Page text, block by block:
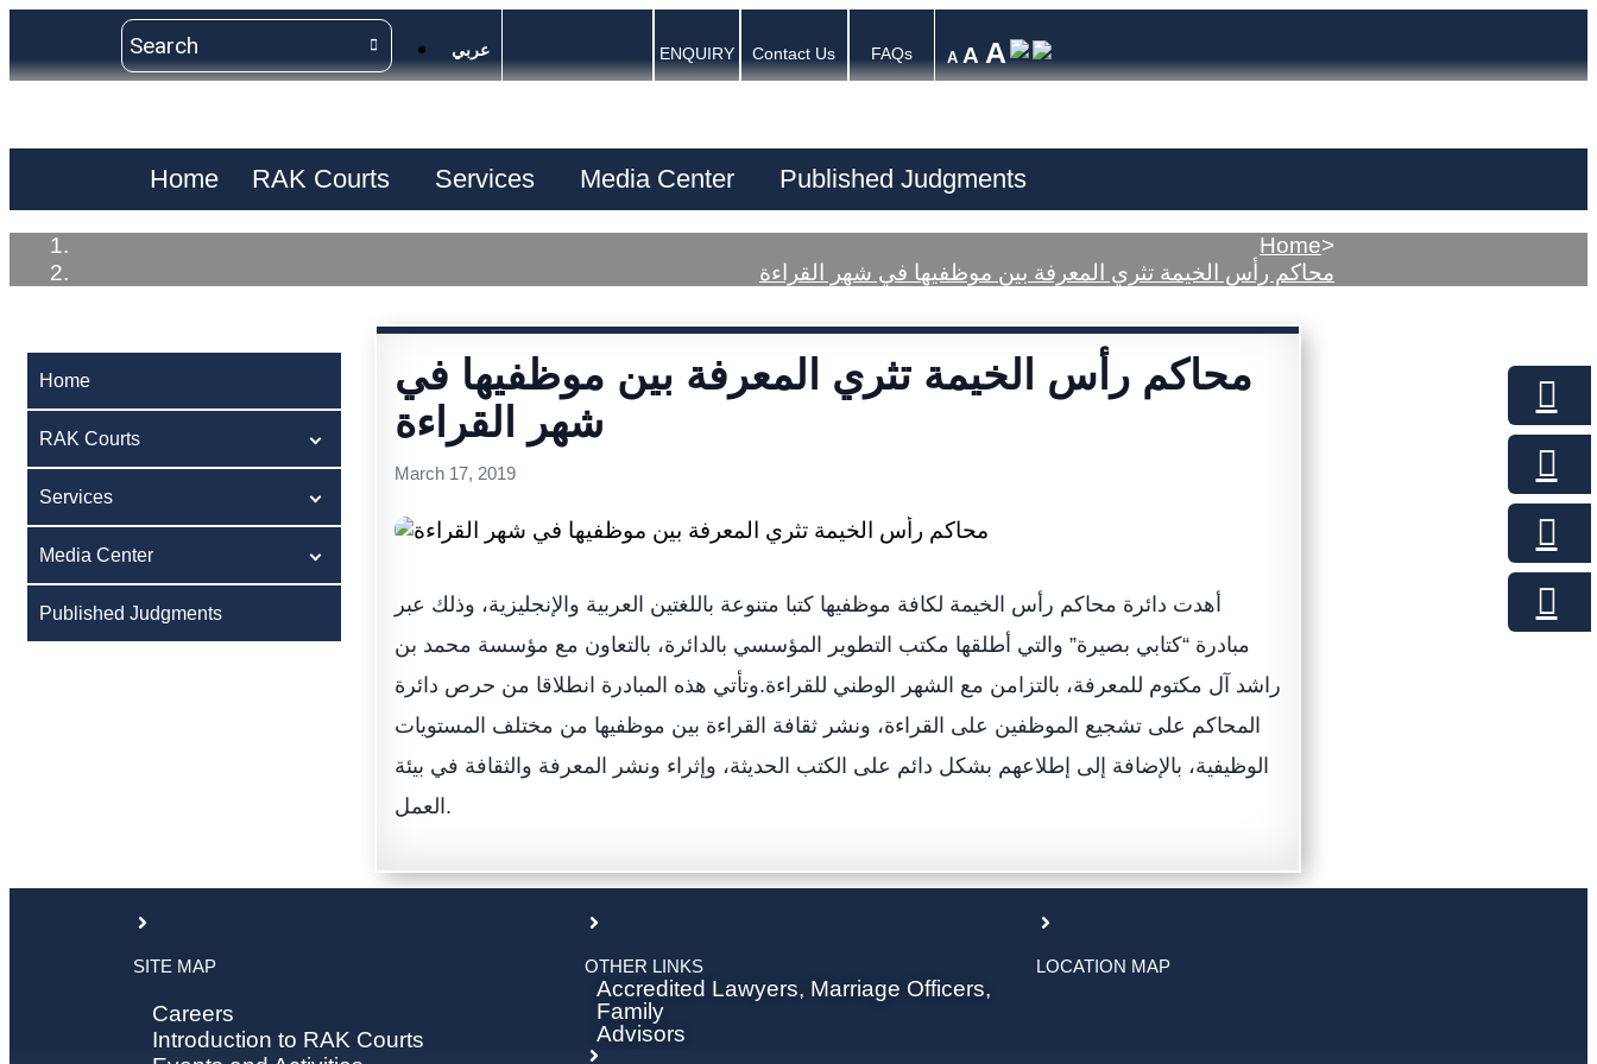
عربي ENQUIRY Contact Us FAQs A A A
Home RAK Courts Services Media Center Published Judgments
Home>
محاكم رأس الخيمة تثري المعرفة بين موظفيها في شهر القراءة
Home
RAK Courts
Services
Media Center
Published Judgments
محاكم رأس الخيمة تثري المعرفة بين موظفيها في
شهر القراءة
March 17, 2019
أهدت دائرة محاكم رأس الخيمة لكافة موظفيها كتبا متنوعة باللغتين العربية والإنجليزية، وذلك عبر
مبادرة “كتابي بصيرة” والتي أطلقها مكتب التطوير المؤسسي بالدائرة، بالتعاون مع مؤسسة محمد بن
راشد آل مكتوم للمعرفة، بالتزامن مع الشهر الوطني للقراءة.وتأتي هذه المبادرة انطلاقا من حرص دائرة
المحاكم على تشجيع الموظفين على القراءة، ونشر ثقافة القراءة بين موظفيها من مختلف المستويات
الوظيفية، بالإضافة إلى إطلاعهم بشكل دائم على الكتب الحديثة، وإثراء ونشر المعرفة والثقافة في بيئة
العمل.
SITE MAP
Careers
Introduction to RAK Courts
OTHER LINKS
Accredited Lawyers, Marriage Officers,
Family
Advisors
LOCATION MAP